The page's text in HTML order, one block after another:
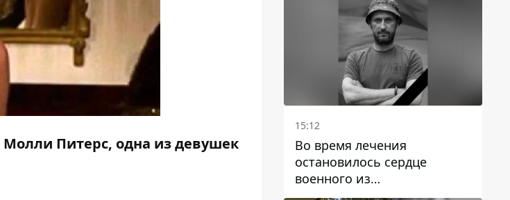
Молли Питерс, одна из девушек
15:12
Во время лечения
остановилось сердце
военного из
Днепропетровской области